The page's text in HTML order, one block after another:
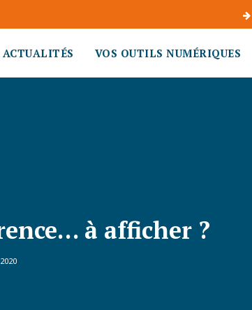
ACTUALITÉS VOS OUTILS NUMÉRIQUES
à afficher ?